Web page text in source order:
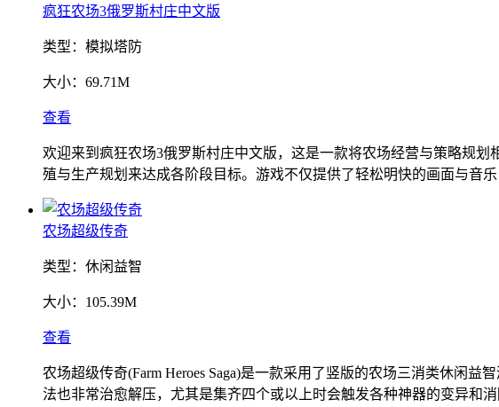
疯狂农场3俄罗斯村庄中文版
类型： 模拟塔防
大小： 69.71M
查看
欢迎来到疯狂农场3俄罗斯村庄中文版，这是一款将农场经营与策略规
殖与生产规划来达成各阶段目标。游戏不仅提供了轻松明快的画面与音
农场超级传奇
类型： 休闲益智
大小： 105.39M
查看
农场超级传奇(Farm Heroes Saga)是一款采用了竖版的农场三消类休闲
法也非常治愈解压，尤其是集齐四个或以上时会触发各种神器的变异和消